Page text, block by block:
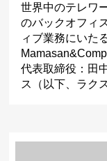
世界中のテレワ
のバックオフィ
ィブ業務にいた
代表取締役：田
ス（以下、ラク